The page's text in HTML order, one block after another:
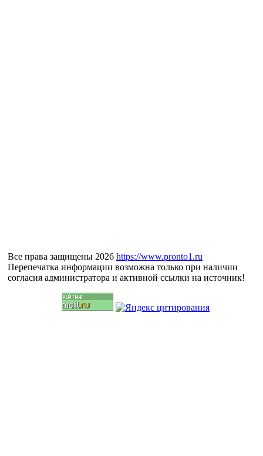
Все права защищены 2026 https://www.pronto1.ru
Перепечатка информации возможна только при наличии
согласия администратора и активной ссылки на источник!